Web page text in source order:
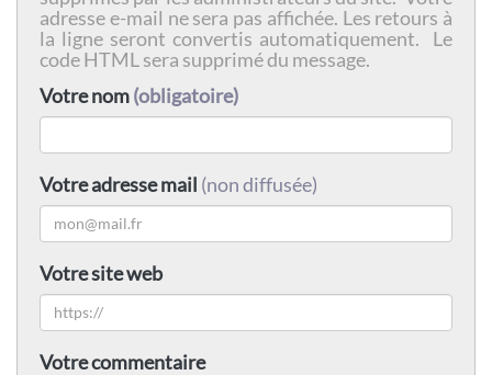
adresse e-mail ne sera pas affichée. Les retours à
la ligne seront convertis automatiquement. Le
code HTML sera supprimé du message.
Votre nom(obligatoire)
Votre adresse mail (non diffusée)
Votre site web
Votre commentaire